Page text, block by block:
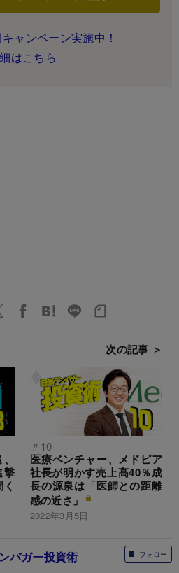
ャンペーン実施中！
はこちら
撃
次の記事 ＞
＃10
医療ベンチャー、メドピア
社長が明かす売上高40％成
長の源泉は「医師との距離
感の近さ」
2022年3月5日
フォロー
バガー投資術